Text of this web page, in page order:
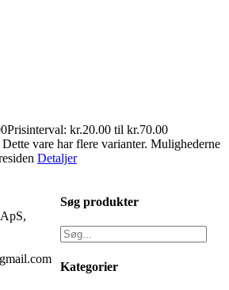
Prisinterval: kr.20.00 til kr.70.00
Dette vare har flere varianter. Mulighederne
Detaljer
Søg produkter
Kategorier